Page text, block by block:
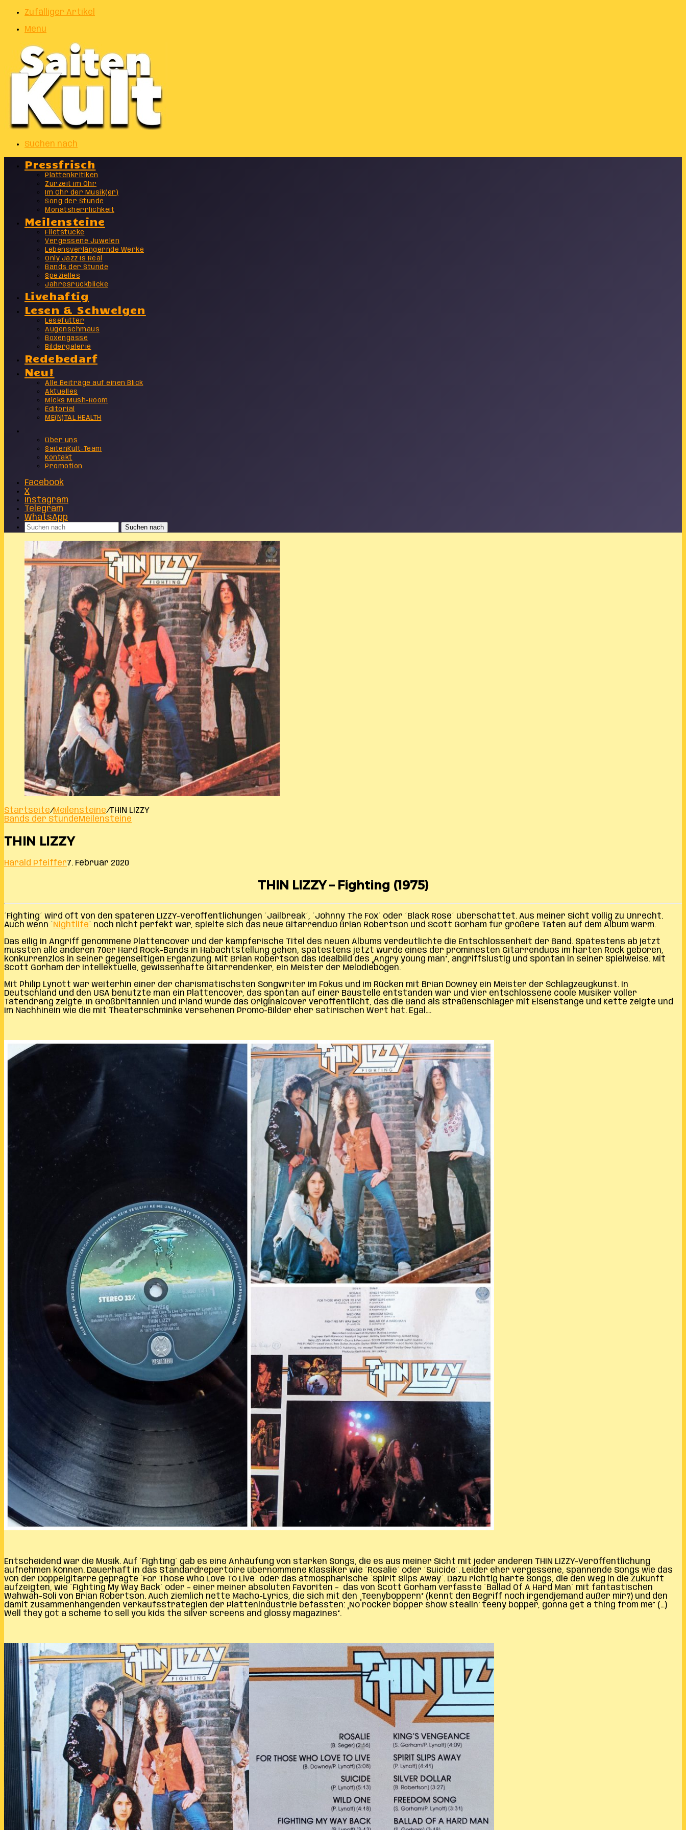
Zufälliger Artikel
Menu
Suchen nach
Pressfrisch
Plattenkritiken
Zurzeit im Ohr
Im Ohr der Musik(er)
Song der Stunde
Monatsherrlichkeit
Meilensteine
Filetstücke
Vergessene Juwelen
Lebensverlängernde Werke
Only Jazz Is Real
Bands der Stunde
Spezielles
Jahresrückblicke
Livehaftig
Lesen & Schwelgen
Lesefutter
Augenschmaus
Boxengasse
Bildergalerie
Redebedarf
Neu!
Alle Beiträge auf einen Blick
Aktuelles
Micks Mush-Room
Editorial
ME(N)TAL HEALTH
Über uns
SaitenKult-Team
Kontakt
Promotion
Facebook
X
Instagram
Telegram
WhatsApp
Suchen nach
Startseite/Meilensteine/THIN LIZZY
Bands der StundeMeilensteine
THIN LIZZY
Harald Pfeiffer7. Februar 2020
THIN LIZZY – Fighting (1975)
´Fighting´ wird oft von den späteren LIZZY-Veröffentlichungen ´Jailbreak´, ´Johnny The Fox´ oder ´Black Rose´ überschattet. Aus meiner Sicht völlig zu Unrecht.
Auch wenn ´ Nightlife´ noch nicht perfekt war, spielte sich das neue Gitarrenduo Brian Robertson und Scott Gorham für größere Taten auf dem Album warm.
Das eilig in Angriff genommene Plattencover und der kämpferische Titel des neuen Albums verdeutlichte die Entschlossenheit der Band. Spätestens ab jetzt
mussten alle anderen 70er Hard Rock-Bands in Habachtstellung gehen, spätestens jetzt wurde eines der prominesten Gitarrenduos im harten Rock geboren,
konkurrenzlos in seiner gegenseitigen Ergänzung. Mit Brian Robertson das Idealbild des „Angry young man“, angriffslustig und spontan in seiner Spielweise. Mit
Scott Gorham der intellektuelle, gewissenhafte Gitarrendenker, ein Meister der Melodiebögen.
Mit Philip Lynott war weiterhin einer der charismatischsten Songwriter im Fokus und im Rücken mit Brian Downey ein Meister der Schlagzeugkunst. In
Deutschland und den USA benutzte man ein Plattencover, das spontan auf einer Baustelle entstanden war und vier entschlossene coole Musiker voller
Tatendrang zeigte. In Großbritannien und Irland wurde das Originalcover veröffentlicht, das die Band als Straßenschläger mit Eisenstange und Kette zeigte und
im Nachhinein wie die mit Theaterschminke versehenen Promo-Bilder eher satirischen Wert hat. Egal….
Entscheidend war die Musik. Auf ´Fighting´ gab es eine Anhäufung von starken Songs, die es aus meiner Sicht mit jeder anderen THIN LIZZY-Veröffentlichung
aufnehmen können. Dauerhaft in das Standardrepertoire übernommene Klassiker wie ´Rosalie´ oder ´Suicide´. Leider eher vergessene, spannende Songs wie das
von der Doppelgitarre geprägte ´For Those Who Love To Live´ oder das atmosphärische ´Spirit Slips Away´. Dazu richtig harte Songs, die den Weg in die Zukunft
aufzeigten, wie ´Fighting My Way Back´ oder – einer meiner absoluten Favoriten – das von Scott Gorham verfasste ´Ballad Of A Hard Man´ mit fantastischen
Wahwah-Soli von Brian Robertson. Auch ziemlich nette Macho-Lyrics, die sich mit den „Teenyboppern“ (kennt den Begriff noch irgendjemand außer mir?) und den
damit zusammenhängenden Verkaufsstrategien der Plattenindustrie befassten: „No rocker bopper show stealin’ teeny bopper, gonna get a thing from me“ (…)
Well they got a scheme to sell you kids the silver screens and glossy magazines“.